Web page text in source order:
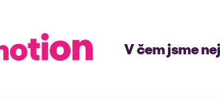
V čem jsme